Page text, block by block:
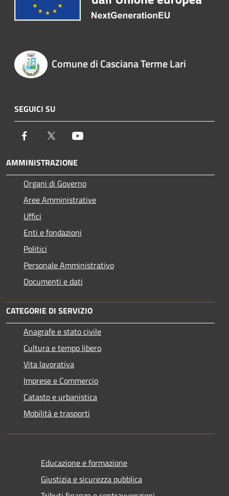
Comune di Casciana Terme Lari
SEGUICI SU
Facebook Twitter
AMMINISTRAZIONE
Organi di Governo
Aree Amministrative
Uffici
Enti e fondazioni
Politici
Personale Amministrativo
Documenti e dati
CATEGORIE DI SERVIZIO
Anagrafe e stato civile
Cultura e tempo libero
Vita lavorativa
Imprese e Commercio
Catasto e urbanistica
Mobilità e trasporti
Educazione e formazione
Giustizia e sicurezza pubblica